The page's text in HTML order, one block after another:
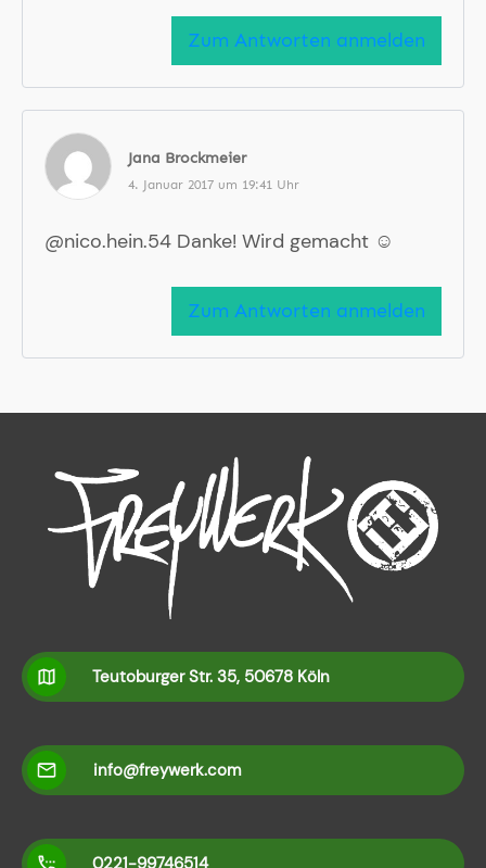
Zum Antworten anmelden
Jana Brockmeier
4. Januar 2017 um 19:41 Uhr
@nico.hein.54 Danke! Wird gemacht ☺
Zum Antworten anmelden
Teutoburger Str. 35, 50678 Köln
info@freywerk.com
0221-99746514